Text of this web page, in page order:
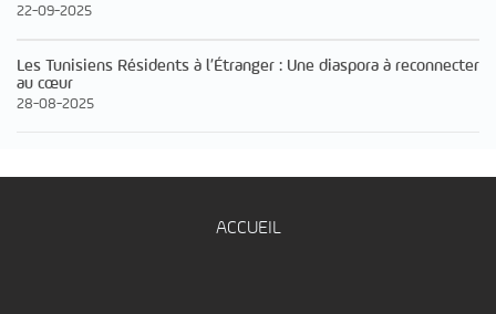
22-09-2025
Les Tunisiens Résidents à l’Étranger : Une diaspora à reconnecter
au cœur
28-08-2025
ACCUEIL